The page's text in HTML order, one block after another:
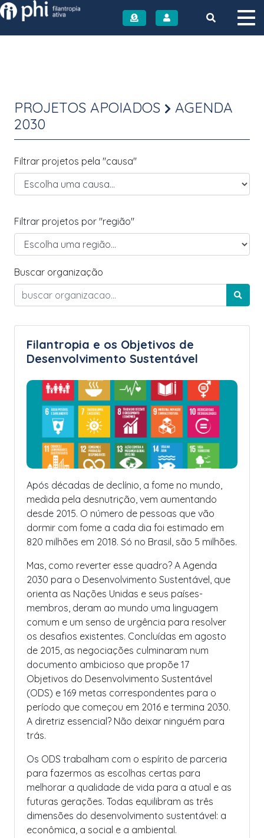
Instituto PHI
PROJETOS APOIADOS
AGENDA
2030
Filtrar projetos pela "causa"
Filtrar projetos por "região"
Buscar organização
Filantropia e os Objetivos de
Desenvolvimento Sustentável
Após décadas de declínio, a fome no mundo,
medida pela desnutrição, vem aumentando
desde 2015. O número de pessoas que vão
dormir com fome a cada dia foi estimado em
820 milhões em 2018. Só no Brasil, são 5 milhões.
Mas, como reverter esse quadro? A Agenda
2030 para o Desenvolvimento Sustentável, que
orienta as Nações Unidas e seus países-
membros, deram ao mundo uma linguagem
comum e um senso de urgência para resolver
os desafios existentes. Concluídas em agosto
de 2015, as negociações culminaram num
documento ambicioso que propõe 17
Objetivos do Desenvolvimento Sustentável
(ODS) e 169 metas correspondentes para o
período que começou em 2016 e termina 2030.
A diretriz essencial? Não deixar ninguém para
trás.
Os ODS trabalham com o espírito de parceria
para fazermos as escolhas certas para
melhorar a qualidade de vida para a atual e as
futuras gerações. Todas equilibram as três
dimensões do desenvolvimento sustentável: a
econômica, a social e a ambiental.